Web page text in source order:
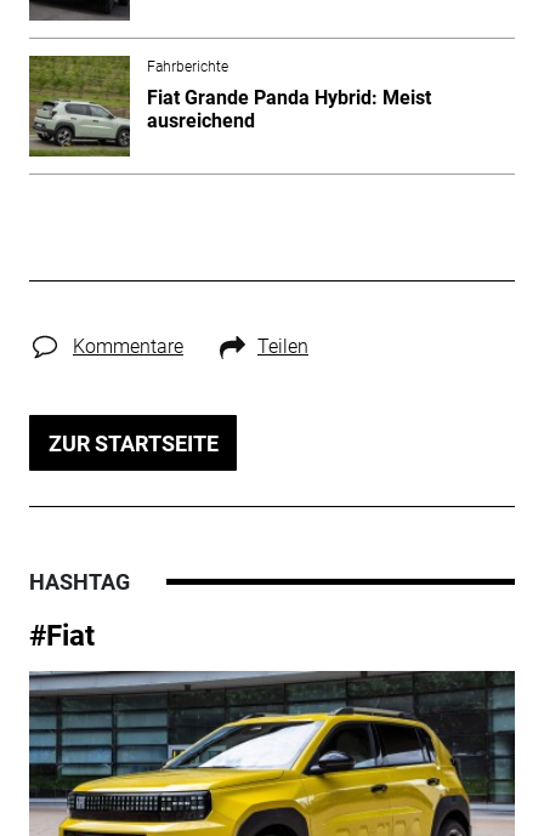
Fahrberichte
Fiat Grande Panda Hybrid: Meist
ausreichend
Kommentare Teilen
ZUR STARTSEITE
HASHTAG
#Fiat